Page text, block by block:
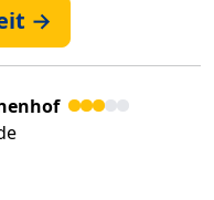
→